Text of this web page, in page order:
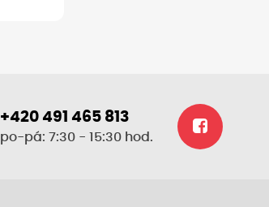
+420 491 465 813
po-pá: 7:30 - 15:30 hod.